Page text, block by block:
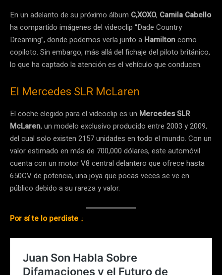
En un adelanto de su próximo álbum C,XOXO, Camila Cabello
ha compartido imágenes del videoclip “Dade Country
Dreaming”, donde podemos verla junto a Hamiltoncomo
copiloto. Sin embargo, más allá del fichaje del piloto británico,
lo que ha captado la atención es el vehículo que conducen.
El Mercedes SLR McLaren
El coche elegido para el videoclip es un Mercedes SLR
McLaren, un modelo exclusivo producido entre 2003 y 2009,
del cual solo existen 2157 unidades en todo el mundo. Con un
valor estimado en más de 700,000 dólares, este automóvil
cuenta con un motor V8 central delantero que ofrece hasta
650CV de potencia, una joya que pocas veces se ve en
público debido a su rareza y valor.
Por sí te lo perdiste ↓